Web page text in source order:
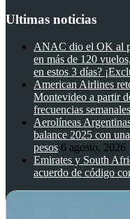
Ultimas noticias
ANAC dio el OK al
en más de 120
en estos 3 días?
American Airlines
Montevideo a partir
frecuencias semanales
Aerolíneas
balance 2025 con
pesos 6 agosto, 2026
Emirates y South
acuerdo de código